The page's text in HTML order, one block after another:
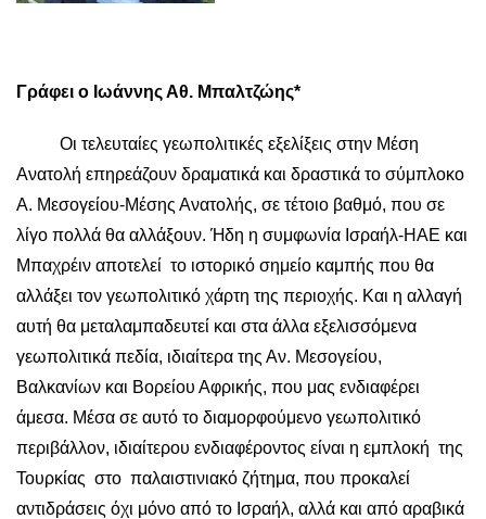
Γράφει ο Ιωάννης Αθ. Μπαλτζώης*
Οι τελευταίες γεωπολιτικές εξελίξεις στην Μέση
Ανατολή επηρεάζουν δραματικά και δραστικά το σύμπλοκο
Α. Μεσογείου-Μέσης Ανατολής, σε τέτοιο βαθμό, που σε
λίγο πολλά θα αλλάξουν. Ήδη η συμφωνία Ισραήλ-ΗΑΕ και
Μπαχρέιν αποτελεί το ιστορικό σημείο καμπής που θα
αλλάξει τον γεωπολιτικό χάρτη της περιοχής. Και η αλλαγή
αυτή θα μεταλαμπαδευτεί και στα άλλα εξελισσόμενα
γεωπολιτικά πεδία, ιδιαίτερα της Αν. Μεσογείου,
Βαλκανίων και Βορείου Αφρικής, που μας ενδιαφέρει
άμεσα. Μέσα σε αυτό το διαμορφούμενο γεωπολιτικό
περιβάλλον, ιδιαίτερου ενδιαφέροντος είναι η εμπλοκή της
Τουρκίας στο παλαιστινιακό ζήτημα, που προκαλεί
αντιδράσεις όχι μόνο από το Ισραήλ, αλλά και από αραβικά